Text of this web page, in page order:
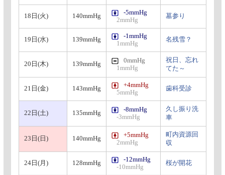
18日(火) 140mmHg
-5mmHg
2mmHg
墓参り
19日(水) 139mmHg
-1mmHg
1mmHg
名残雪？
20日(木) 139mmHg
0mmHg
1mmHg
祝日、忘れ
てた～
21日(金) 143mmHg
+4mmHg
5mmHg
歯科受診
22日(土) 135mmHg
-8mmHg
-3mmHg
久し振り洗
車
23日(日) 140mmHg
+5mmHg
2mmHg
町内資源回
収
24日(月) 128mmHg
-12mmHg
-10mmHg
桜が開花